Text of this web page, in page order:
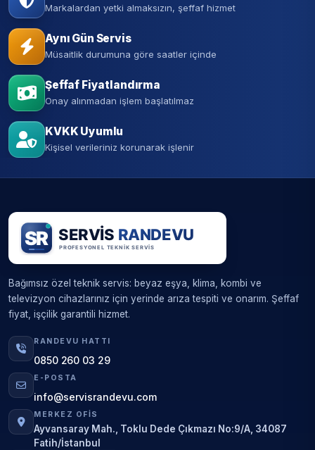
Markalardan yetki almaksızın, şeffaf hizmet
Aynı Gün Servis
Müsaitlik durumuna göre saatler içinde
Şeffaf Fiyatlandırma
Onay alınmadan işlem başlatılmaz
KVKK Uyumlu
Kişisel verileriniz korunarak işlenir
Bağımsız özel teknik servis: beyaz eşya, klima, kombi ve
televizyon cihazlarınız için yerinde arıza tespiti ve onarım. Şeffaf
fiyat, işçilik garantili hizmet.
RANDEVU HATTI
0850 260 03 29
E-POSTA
info@servisrandevu.com
MERKEZ OFIS
Ayvansaray Mah., Toklu Dede Çıkmazı No:9/A, 34087
Fatih/İstanbul